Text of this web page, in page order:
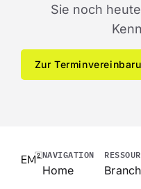
Sie noch
Zur
NAVIGATION
Home